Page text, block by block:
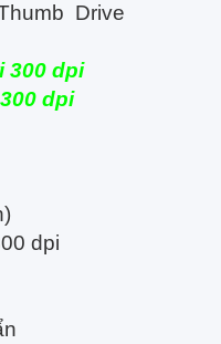
Drive
300 dpi
dpi
dpi